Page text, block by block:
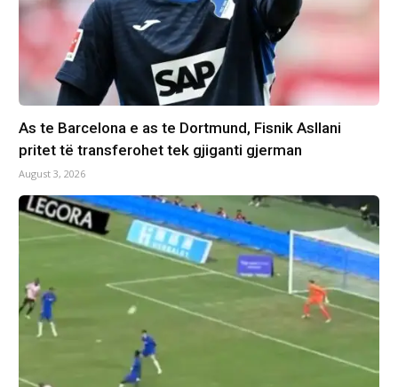
As te Barcelona e as te Dortmund, Fisnik Asllani
pritet të transferohet tek gjiganti gjerman
August 3, 2026